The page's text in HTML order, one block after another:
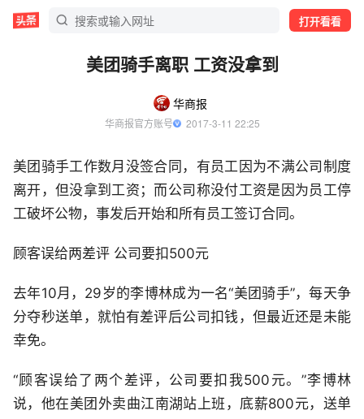
打开看看
美团骑手离职 工资没拿到
华商报
华商报官方账号
  2017-3-11 22:25
美团骑手工作数月没签合同，有员工因为不满公司制度
离开，但没拿到工资；而公司称没付工资是因为员工停
工破坏公物，事发后开始和所有员工签订合同。
顾客误给两差评 公司要扣500元
去年10月，29岁的李博林成为一名“美团骑手”，每天争
分夺秒送单，就怕有差评后公司扣钱，但最近还是未能
幸免。
“顾客误给了两个差评，公司要扣我500元。”李博林
说，他在美团外卖曲江南湖站上班，底薪800元，送单